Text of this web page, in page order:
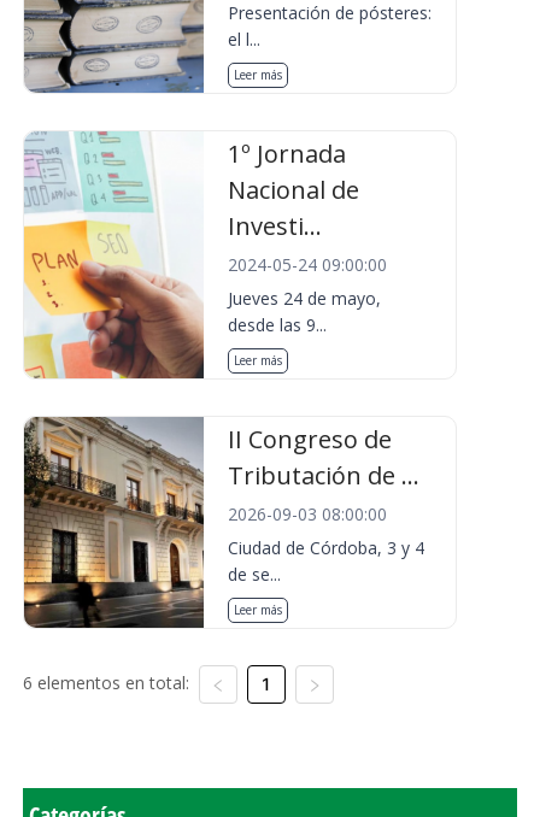
Presentación de pósteres:
el l...
Leer más
1º Jornada
Nacional de
Investi...
2024-05-24 09:00:00
Jueves 24 de mayo,
desde las 9...
Leer más
II Congreso de
Tributación de ...
2026-09-03 08:00:00
Ciudad de Córdoba, 3 y 4
de se...
Leer más
6 elementos en total: 1